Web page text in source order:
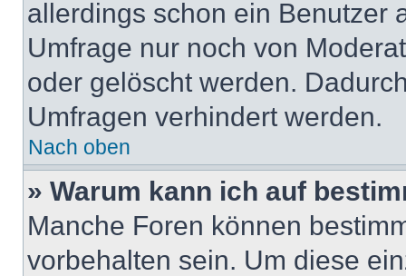
allerdings schon ein Benutzer
Umfrage nur noch von
oder gelöscht werden.
Umfragen verhindert werden.
Nach oben
» Warum kann ich auf
Manche Foren können
vorbehalten sein. Um diese